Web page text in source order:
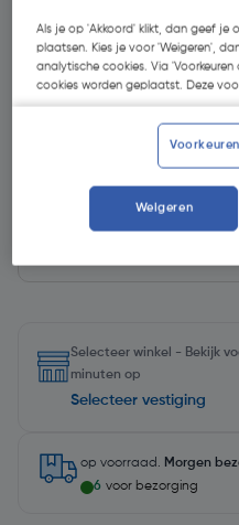
| Excl. btw € 7,17
Kies productvariant
Selecteer winkel - Bekijk
minuten op
Selecteer vestiging
op voorraad. Morgen
6 voor bezorging
Als je op 'Akkoord' klikt, dan geef je
plaatsen. Kies je voor 'Weigeren',
analytische cookies. Via
cookies worden geplaatst. Deze
Weigeren